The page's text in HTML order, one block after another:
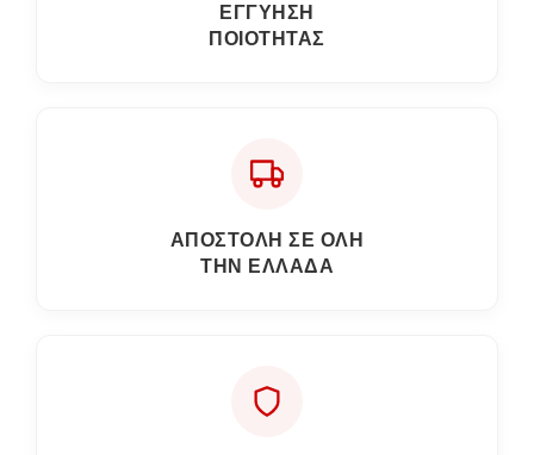
ΕΓΓΎΗΣΗ
ΠΟΙΌΤΗΤΑΣ
ΑΠΟΣΤΟΛΗ ΣΕ ΟΛΗ
ΤΗΝ ΕΛΛΑΔΑ